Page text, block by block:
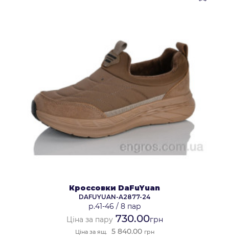
Кроссовки DaFuYuan
DAFUYUAN-A2877-24
р.41-46 / 8 пар
Ціна за пару730.00грн
Ціна за ящ. 5 840.00 грн